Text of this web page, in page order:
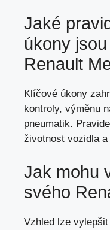
Jaké
úkony
Renault
Klíčové úkony
kontroly, výměnu
pneumatik.
životnost vozidla
Jak mohu
svého
Vzhled lze